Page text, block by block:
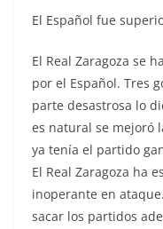
El Español fue
El Real Zaragoza se
por el Español. Tres
parte desastrosa lo
es natural se mejoró
ya tenía el partido
El Real Zaragoza ha
inoperante en
sacar los partidos